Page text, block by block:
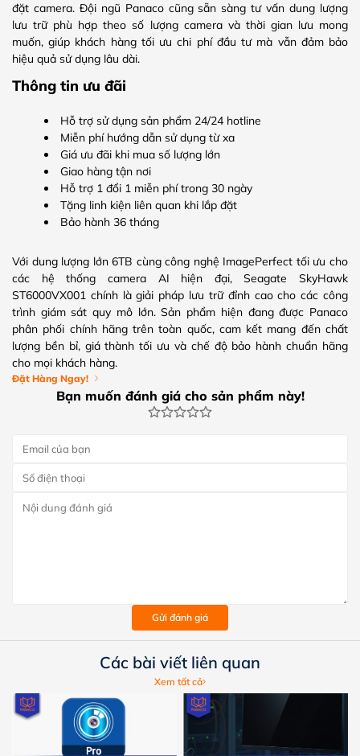
đặt camera. Đội ngũ Panaco cũng sẵn sàng tư vấn dung lượng
lưu trữ phù hợp theo số lượng camera và thời gian lưu mong
muốn, giúp khách hàng tối ưu chi phí đầu tư mà vẫn đảm bảo
hiệu quả sử dụng lâu dài.
Thông tin ưu đãi
Hỗ trợ sử dụng sản phẩm 24/24 hotline
Miễn phí hướng dẫn sử dụng từ xa
Giá ưu đãi khi mua số lượng lớn
Giao hàng tận nơi
Hỗ trợ 1 đổi 1 miễn phí trong 30 ngày
Tặng linh kiện liên quan khi lắp đặt
Bảo hành 36 tháng
Với dung lượng lớn 6TB cùng công nghệ ImagePerfect tối ưu cho
các hệ thống camera AI hiện đại, Seagate SkyHawk
ST6000VX001 chính là giải pháp lưu trữ đỉnh cao cho các công
trình giám sát quy mô lớn. Sản phẩm hiện đang được Panaco
phân phối chính hãng trên toàn quốc, cam kết mang đến chất
lượng bền bỉ, giá thành tối ưu và chế độ bảo hành chuẩn hãng
cho mọi khách hàng.
Đặt Hàng Ngay!
Bạn muốn đánh giá cho sản phẩm này!
Gửi đánh giá
Các bài viết liên quan
Xem tất cả